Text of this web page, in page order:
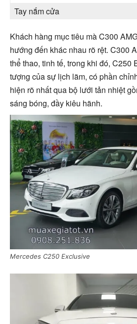
Tay nắm cửa
Khách hàng mục tiêu mà C300
hướng đến khác nhau rõ rệt. C300
thể thao, tinh tế, trong khi đó, C250
tượng của sự lịch lãm, có phần
hiện rõ nhất qua bộ lưới tản nhiệt
sáng bóng, đầy kiêu hãnh.
Mercedes C250 Exclusive